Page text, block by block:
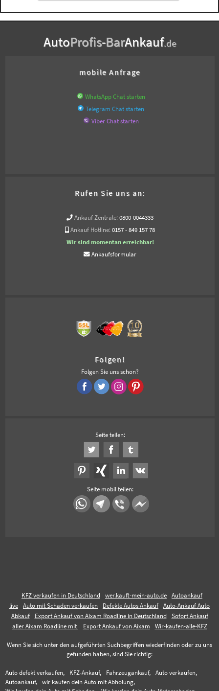
AutoProfis-BarAnkauf.de
mobile Anfrage
WhatsApp Chat starten
Telegram Chat starten
Viber Chat starten
Rufen Sie uns an:
Ankauf Zentrale: 0800-0044333
Ankauf Hotline: 0157 - 849 157 78
Wir sind momentan erreichbar!
Ankaufsformular
Folgen!
Folgen Sie uns schon?
Seite teilen:
Seite mobil teilen:
KFZ verkaufen in Deutschland wer.kauft-mein-auto.de
Autoankauf
live
Auto mit Schaden verkaufen Defekte Autos Ankauf
Auto-Ankauf Auto
Abkauf
Export Ankauf von Aixam Roadline in Deutschland
Sofort Ankauf
aller Aixam Roadline mit
Export Ankauf von Aixam Wir-kaufen-alle-KFZ
Wenn Sie sich unter den aufgeführten Suchbegriffen wiederfinden oder zu uns
gefunden haben, sind Sie richtig:
Auto defekt verkaufen, KFZ-Ankauf, Fahrzeugankauf,
Auto verkaufen,
Autoankauf,
wir kaufen dein Auto mit Abholung,